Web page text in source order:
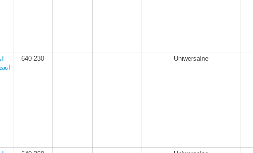
640-230 Uniwersalne